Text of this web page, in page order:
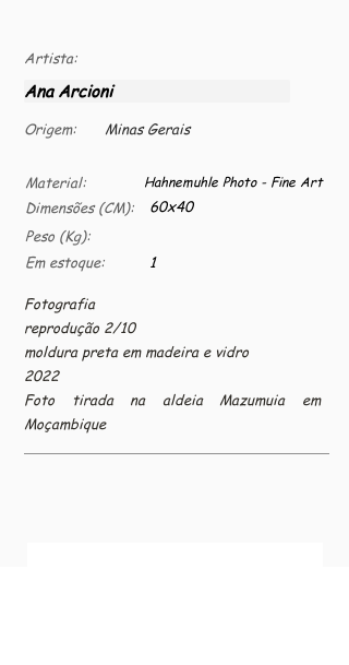
Artista:
Ana Arcioni
Origem: Minas Gerais
Material:
Dimensões (CM):
Peso (Kg):
Em estoque:
Hahnemuhle Photo - Fine Art
60x40
1
Fotografia
reprodução 2/10
moldura preta em madeira e vidro
2022
Foto tirada na aldeia Mazumuia em
Moçambique